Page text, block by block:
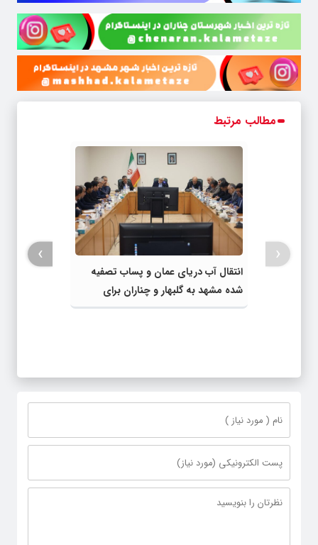
مطالب مرتبط
انتقال آب دریای عمان و پساب تصفیه
شده مشهد به گلبهار و چناران برای
مصارف صنعتی و کشاورزی | لزوم تسریع
‹
›